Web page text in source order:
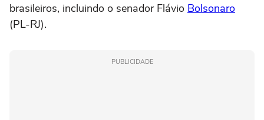
brasileiros, incluindo o senador Flávio Bolsonaro
(PL-RJ).
PUBLICIDADE